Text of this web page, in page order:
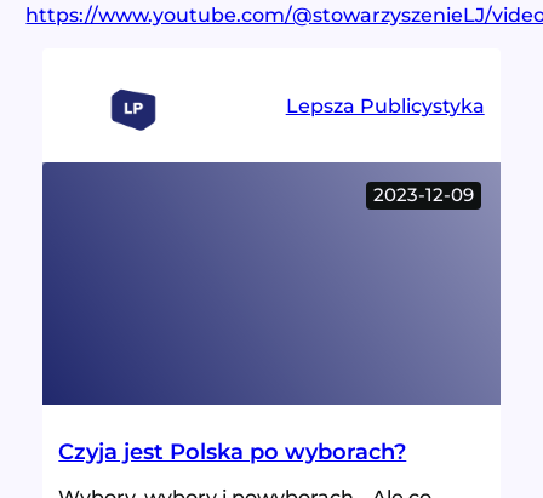
https://www.youtube.com/@stowarzyszenieLJ/
Lepsza Publicystyka
2023-12-09
Czyja jest Polska po wyborach?